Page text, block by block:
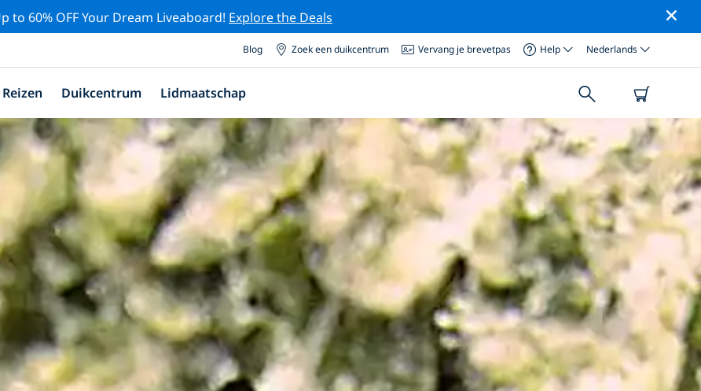
to 60% OFF Your Dream Liveaboard! Explore the Deals
Blog Zoek een duikcentrum Vervang je brevetpas Help Nederlands
Reizen Duikcentrum Lidmaatschap